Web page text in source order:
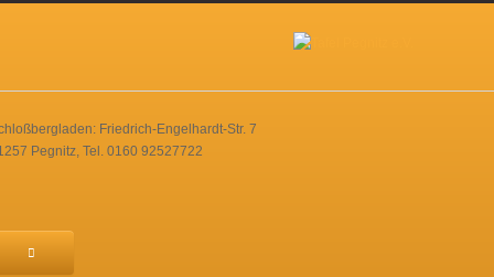
Friedrich-Engelhardt-Str. 7
Pegnitz, Tel. 0160 92527722